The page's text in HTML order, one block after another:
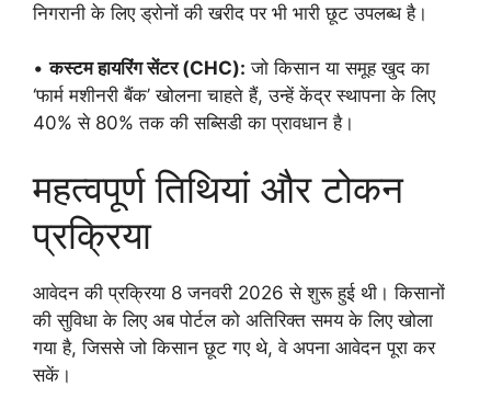
निगरानी के लिए ड्रोनों की खरीद पर भी भारी छूट उपलब्ध है।
•कस्टम हायरिंग सेंटर (CHC): जो किसान या समूह खुद का
‘फार्म मशीनरी बैंक’ खोलना चाहते हैं, उन्हें केंद्र स्थापना के लिए
40% से 80% तक की सब्सिडी का प्रावधान है।
महत्वपूर्ण तिथियां और टोकन
प्रक्रिया
आवेदन की प्रक्रिया 8 जनवरी 2026 से शुरू हुई थी। किसानों
की सुविधा के लिए अब पोर्टल को अतिरिक्त समय के लिए खोला
गया है, जिससे जो किसान छूट गए थे, वे अपना आवेदन पूरा कर
सकें।